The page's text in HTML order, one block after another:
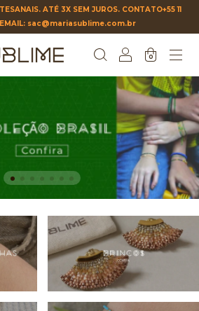
ATÉ 3X SEM JUROS. CONTATO+55 11
sac@mariasublime.com.br
0